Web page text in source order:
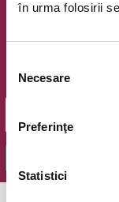
în urma folosirii
consimțământului
Necesare
Preferinţe
Statistici
Email